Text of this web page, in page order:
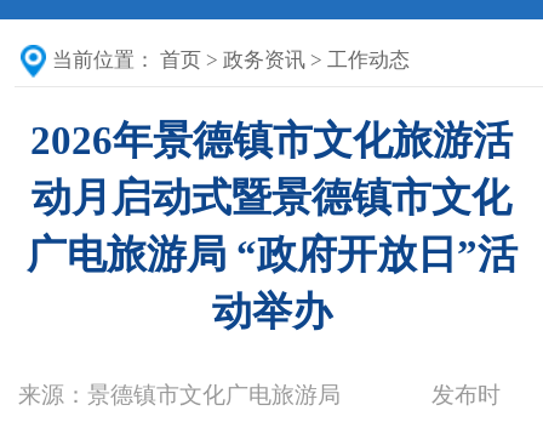
当前位置： 首页> 政务资讯> 工作动态
2026年景德镇市文化旅游活
动月启动式暨景德镇市文化
广电旅游局 “政府开放日”活
动举办
来源：景德镇市文化广电旅游局 发布时